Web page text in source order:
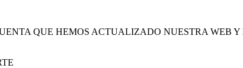
QUE HEMOS ACTUALIZADO NUESTRA WEB